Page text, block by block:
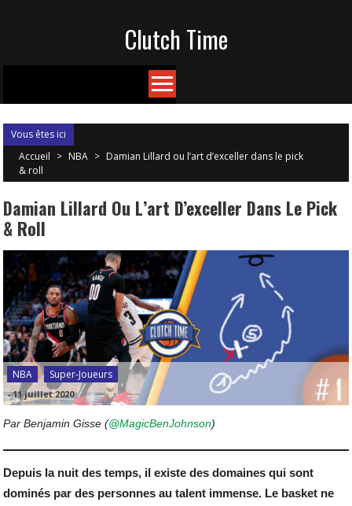
Clutch Time
Vous êtes ici
Accueil > NBA > Damian Lillard ou l’art d’exceller dans le pick
& roll
Damian Lillard Ou L’art D’exceller Dans Le Pick
& Roll
NBA Super-Joueurs
-11 juillet 2020
Par Benjamin Gisse (@MagicBenJohnson)
Depuis la nuit des temps, il existe des domaines qui sont
dominés par des personnes au talent immense. Le basket ne